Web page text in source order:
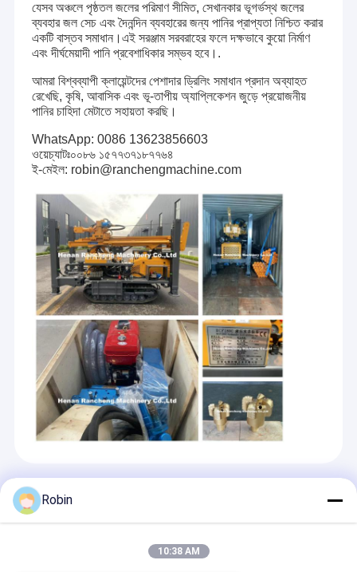
যেসব অঞ্চলে পৃষ্ঠতল জলের পরিমাণ সীমিত, সেখানকার ভূগর্ভস্থ জলের
ব্যবহার জল সেচ এবং দৈনন্দিন ব্যবহারের জন্য পানির প্রাপ্যতা নিশ্চিত করার
একটি বাস্তব সমাধান।এই সরঞ্জাম সরবরাহের ফলে দক্ষভাবে কুয়ো নির্মাণ
এবং দীর্ঘমেয়াদী পানি প্রবেশাধিকার সম্ভব হবে।.
আমরা বিশ্বব্যাপী ক্লায়েন্টদের পেশাদার ড্রিলিং সমাধান প্রদান অব্যাহত
রেখেছি, কৃষি, আবাসিক এবং ভূ-তাপীয় অ্যাপ্লিকেশন জুড়ে প্রয়োজনীয়
পানির চাহিদা মেটাতে সহায়তা করছি।
WhatsApp: 0086 13623856603
ওয়েচ্যাটঃ০০৮৬ ১৫৭৭৩৭১৮৭৭৬৪
ই-মেইল: robin@ranchengmachine.com
প্রস্তাবিত পণ্য
Robin
10:38 AM